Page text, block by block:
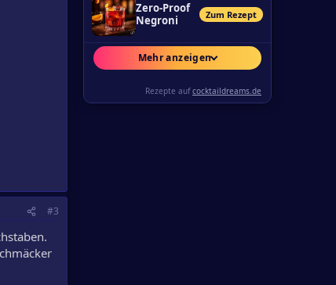
#3
Zero-Proof
Negroni
Zum Rezept
Mehr anzeigen
Rezepte aufcocktaildreams.de